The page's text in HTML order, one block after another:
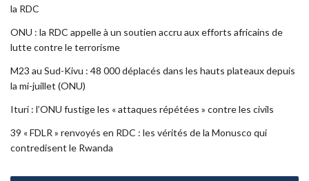
la RDC
ONU : la RDC appelle à un soutien accru aux efforts africains de
lutte contre le terrorisme
M23 au Sud-Kivu : 48 000 déplacés dans les hauts plateaux depuis
la mi-juillet (ONU)
Ituri : l’ONU fustige les « attaques répétées » contre les civils
39 « FDLR » renvoyés en RDC : les vérités de la Monusco qui
contredisent le Rwanda